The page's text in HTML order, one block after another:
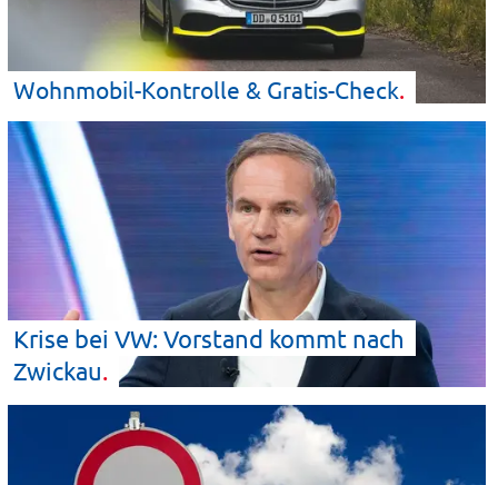
Wohnmobil-Kontrolle & Gratis-Check
Krise bei VW: Vorstand kommt nach
Zwickau